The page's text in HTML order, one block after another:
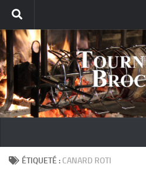
ÉTIQUETÉ : CANARD ROTI